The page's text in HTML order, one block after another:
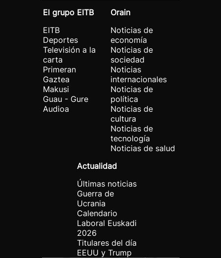
El grupo EITB
EITB
Deportes
Televisión a la
carta
Primeran
Gaztea
Makusi
Guau - Gure
Audioa
Orain
Noticias de
economía
Noticias de
sociedad
Noticias
internacionales
Noticias de
política
Noticias de
cultura
Noticias de
tecnología
Noticias de salud
Actualidad
Últimas noticias
Guerra de
Ucrania
Calendario
Laboral Euskadi
2026
Titulares del día
EEUU y Trump